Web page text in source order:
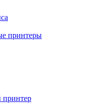
принтеры
принтер